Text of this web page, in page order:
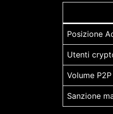
Posizione
Utenti
Volume
Sanzione